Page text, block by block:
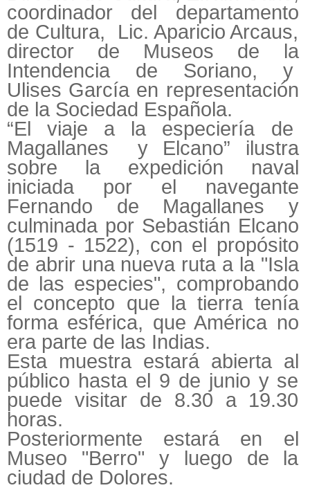
coordinador del departamento
de Cultura, Lic. Aparicio Arcaus,
director de Museos de la
Intendencia de Soriano, y
Ulises García en representación
de la Sociedad Española.
“El viaje a la especiería de
Magallanes y Elcano” ilustra
sobre la expedición naval
iniciada por el navegante
Fernando de Magallanes y
culminada por Sebastián Elcano
(1519 - 1522), con el propósito
de abrir una nueva ruta a la "Isla
de las especies", comprobando
el concepto que la tierra tenía
forma esférica, que América no
era parte de las Indias.
Esta muestra estará abierta al
público hasta el 9 de junio y se
puede visitar de 8.30 a 19.30
horas.
Posteriormente estará en el
Museo "Berro" y luego de la
ciudad de Dolores.